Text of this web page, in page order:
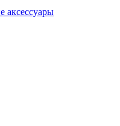
аксессуары